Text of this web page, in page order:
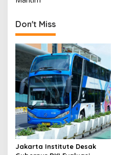
s
t
n
a
v
i
g
a
t
i
o
Don't Miss
Jakarta Institute Desak